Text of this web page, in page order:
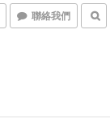
聯絡我們